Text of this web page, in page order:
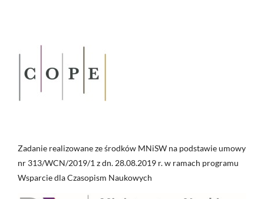
Zadanie realizowane ze środków MNiSW na podstawie umowy
nr 313/WCN/2019/1 z dn. 28.08.2019 r. w ramach programu
Wsparcie dla Czasopism Naukowych